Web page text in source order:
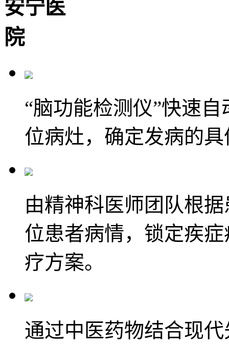
“脑功能检测仪”快速
位病灶，确定发病的
由精神科医师团队根
位患者病情，锁定疾
疗方案。
通过中医药物结合现